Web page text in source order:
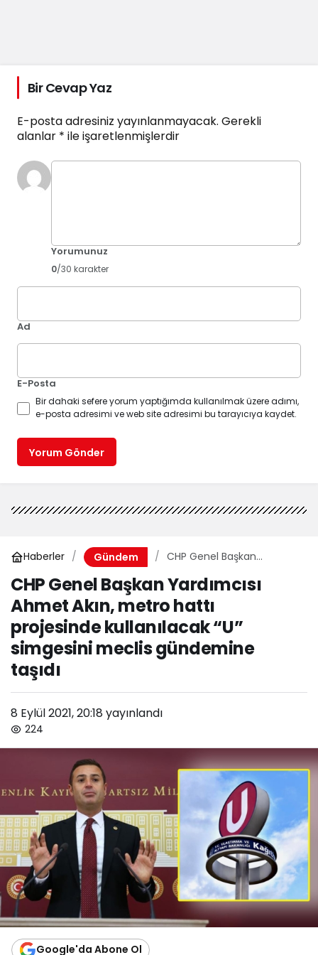
Bir Cevap Yaz
E-posta adresiniz yayınlanmayacak. Gerekli
alanlar * ile işaretlenmişlerdir
Yorumunuz
0/30 karakter
Ad
E-Posta
Bir dahaki sefere yorum yaptığımda kullanılmak üzere adımı,
e-posta adresimi ve web site adresimi bu tarayıcıya kaydet.
Yorum Gönder
Haberler Gündem
CHP Genel Başkan
metro hattı projesinde
kullanılacak “U” simgesini
meclis gündemine taşıdı
CHP Genel Başkan Yardımcısı
Ahmet Akın, metro hattı
projesinde kullanılacak “U”
simgesini meclis gündemine
taşıdı
8 Eylül 2021, 20:18 yayınlandı
224
Google'da Abone Ol